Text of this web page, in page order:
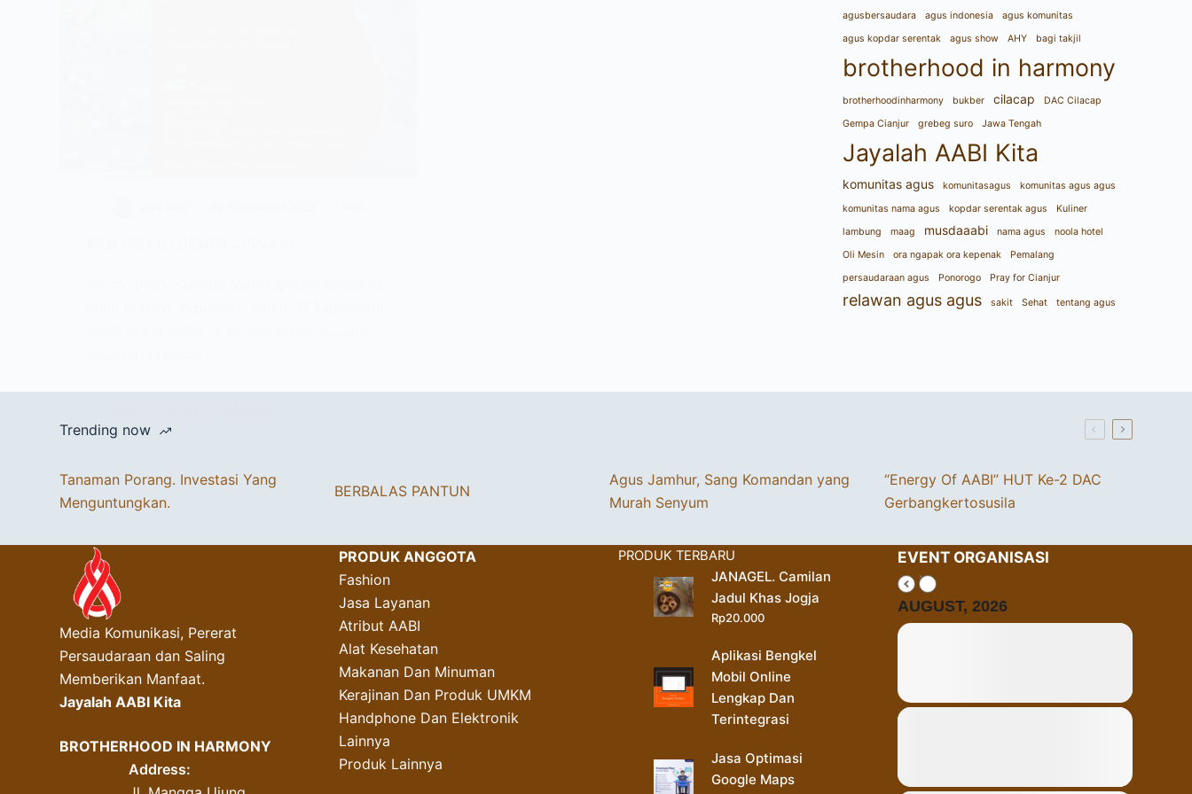
agusbersaudara agus indonesia
agus komunitas
agus kopdar serentak
agus show AHY bagi takjil
brotherhood in harmony
brotherhoodinharmony bukber cilacap
DAC Cilacap
Gempa Cianjur
grebeg suro Jawa Tengah
Jayalah AABI Kita
komunitas agus komunitasagus
komunitas agus agus
komunitas nama agus
kopdar serentak agus
Kuliner
lambung
maag musdaaabi nama agus
noola hotel
Oli Mesin
ora ngapak ora kepenak
Pemalang
persaudaraan agus
Ponorogo Pray for Cianjur
relawan agus agus sakit Sehat tentang agus
Trending now
Tanaman Porang. Investasi Yang
Menguntungkan.
BERBALAS PANTUN
Agus Jamhur, Sang Komandan yang
Murah Senyum
“Energy Of AABI” HUT Ke-2 DAC
Gerbangkertosusila
Media Komunikasi, Pererat
Persaudaraan dan Saling
Memberikan Manfaat.
Jayalah AABI Kita
BROTHERHOOD IN HARMONY
Address:
PRODUK ANGGOTA
Fashion
Jasa Layanan
Atribut AABI
Alat Kesehatan
Makanan Dan Minuman
Kerajinan Dan Produk UMKM
Handphone Dan Elektronik
Lainnya
Produk Lainnya
PRODUK TERBARU
JANAGEL. Camilan
Jadul Khas Jogja
Rp20.000
Aplikasi Bengkel
Mobil Online
Lengkap Dan
Terintegrasi
Jasa Optimasi
Google Maps
EVENT ORGANISASI
AUGUST, 2026